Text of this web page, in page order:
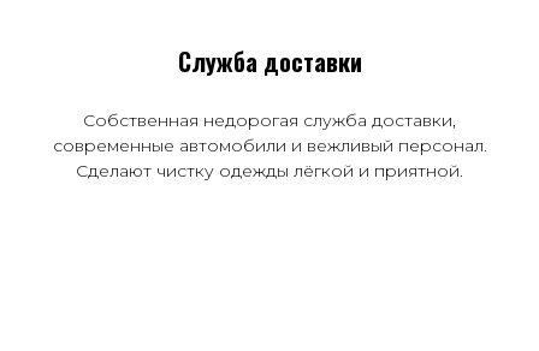
Служба доставки
Собственная недорогая служба доставки,
современные автомобили и вежливый персонал.
Сделают чистку одежды лёгкой и приятной.